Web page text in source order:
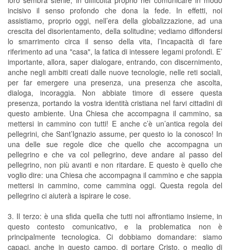
incisivo il senso profondo che dona la fede. In effetti, noi
assistiamo, proprio oggi, nell’era della globalizzazione, ad una
crescita del disorientamento, della solitudine; vediamo diffondersi
lo smarrimento circa il senso della vita, l’incapacità di fare
riferimento ad una "casa", la fatica di intessere legami profondi. E’
importante, allora, saper dialogare, entrando, con discernimento,
anche negli ambiti creati dalle nuove tecnologie, nelle reti sociali,
per far emergere una presenza, una presenza che ascolta,
dialoga, incoraggia. Non abbiate timore di essere questa
presenza, portando la vostra identità cristiana nel farvi cittadini di
questo ambiente. Una Chiesa che accompagna il cammino, sa
mettersi in cammino con tutti! E anche c’è un’antica regola dei
pellegrini, che Sant’Ignazio assume, per questo io la conosco! In
una delle sue regole dice che quello che accompagna un
pellegrino e che va col pellegrino, deve andare al passo del
pellegrino, non più avanti e non ritardare. E questo è quello che
voglio dire: una Chiesa che accompagna il cammino e che sappia
mettersi in cammino, come cammina oggi. Questa regola del
pellegrino ci aiuterà a ispirare le cose.
3. Il terzo: è una sfida quella che tutti noi affrontiamo insieme, in
questo contesto comunicativo, e la problematica non è
principalmente tecnologica. Ci dobbiamo domandare: siamo
capaci, anche in questo campo, di portare Cristo, o meglio di